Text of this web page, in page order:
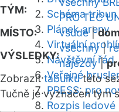
Schéma tribun
Plánek areny
Virtuální
Návštěvní řád
Veřejné
PRESS: pro
Rozpis ledové
TÝM:
PRO TEC
MÍSTO:
všude|
VÝSLEDKY:
všechny|
nájezdy|
Zobrazittabulkutéto
Tučně je vyznačen tým